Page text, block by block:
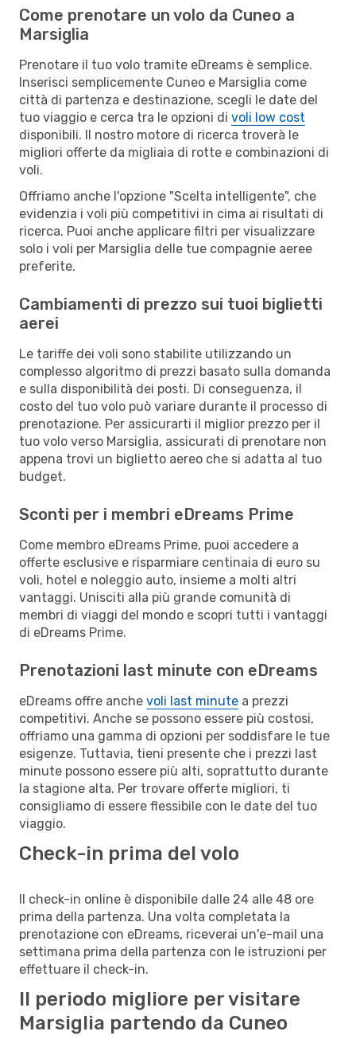
Come prenotare un volo da Cuneo a
Marsiglia
Prenotare il tuo volo tramite eDreams è semplice.
Inserisci semplicemente Cuneo e Marsiglia come
città di partenza e destinazione, scegli le date del
tuo viaggio e cerca tra le opzioni di voli low cost
disponibili. Il nostro motore di ricerca troverà le
migliori offerte da migliaia di rotte e combinazioni di
voli.
Offriamo anche l'opzione "Scelta intelligente", che
evidenzia i voli più competitivi in cima ai risultati di
ricerca. Puoi anche applicare filtri per visualizzare
solo i voli per Marsiglia delle tue compagnie aeree
preferite.
Cambiamenti di prezzo sui tuoi biglietti
aerei
Le tariffe dei voli sono stabilite utilizzando un
complesso algoritmo di prezzi basato sulla domanda
e sulla disponibilità dei posti. Di conseguenza, il
costo del tuo volo può variare durante il processo di
prenotazione. Per assicurarti il miglior prezzo per il
tuo volo verso Marsiglia, assicurati di prenotare non
appena trovi un biglietto aereo che si adatta al tuo
budget.
Sconti per i membri eDreams Prime
Come membro eDreams Prime, puoi accedere a
offerte esclusive e risparmiare centinaia di euro su
voli, hotel e noleggio auto, insieme a molti altri
vantaggi. Unisciti alla più grande comunità di
membri di viaggi del mondo e scopri tutti i vantaggi
di eDreams Prime.
Prenotazioni last minute con eDreams
eDreams offre anche voli last minute a prezzi
competitivi. Anche se possono essere più costosi,
offriamo una gamma di opzioni per soddisfare le tue
esigenze. Tuttavia, tieni presente che i prezzi last
minute possono essere più alti, soprattutto durante
la stagione alta. Per trovare offerte migliori, ti
consigliamo di essere flessibile con le date del tuo
viaggio.
Check-in prima del volo
Il check-in online è disponibile dalle 24 alle 48 ore
prima della partenza. Una volta completata la
prenotazione con eDreams, riceverai un'e-mail una
settimana prima della partenza con le istruzioni per
effettuare il check-in.
Il periodo migliore per visitare
Marsiglia partendo da Cuneo